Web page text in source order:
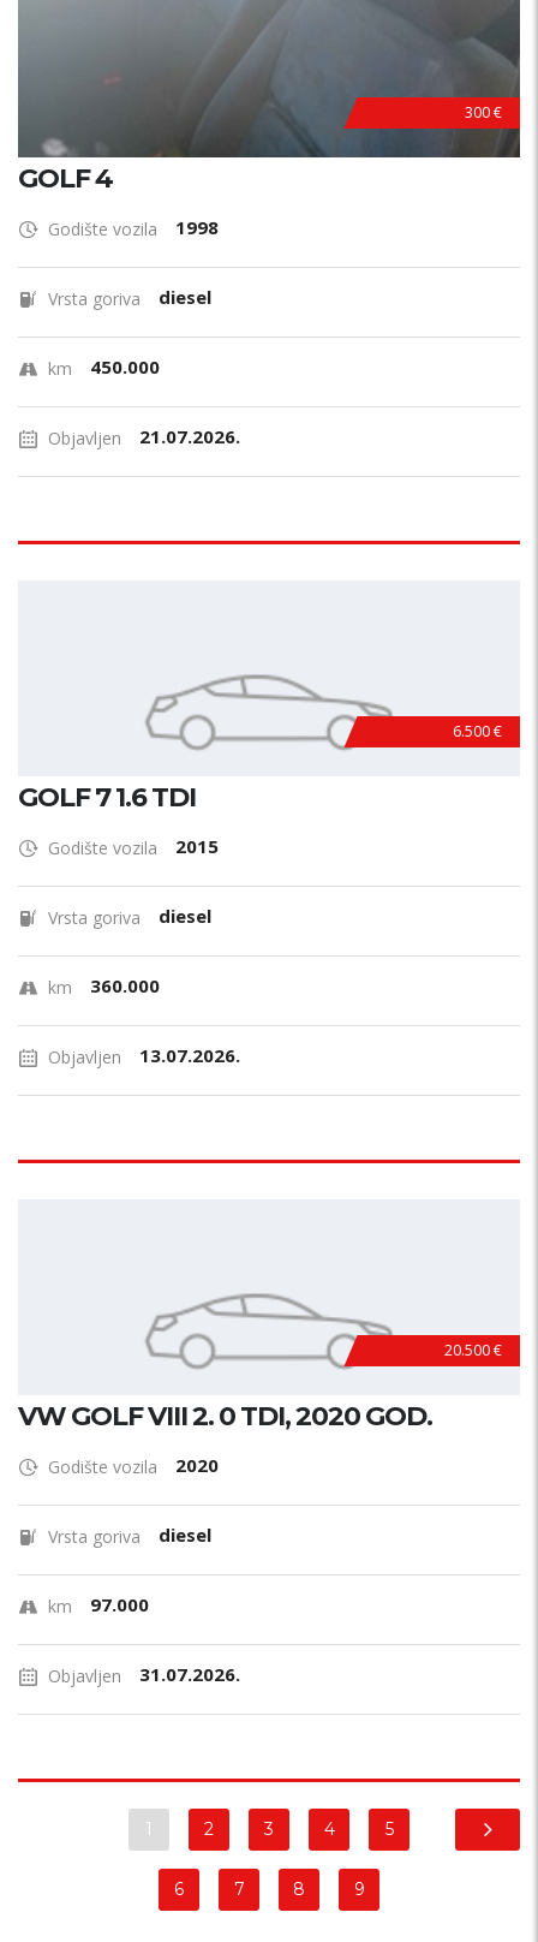
300 €
GOLF 4
Godište vozila 1998
Vrsta goriva diesel
km 450.000
Objavljen 21.07.2026.
6.500 €
GOLF 7 1.6 TDI
Godište vozila 2015
Vrsta goriva diesel
km 360.000
Objavljen 13.07.2026.
20.500 €
VW GOLF VIII 2. 0 TDI, 2020 GOD.
Godište vozila 2020
Vrsta goriva diesel
km 97.000
Objavljen 31.07.2026.
1 2 3 4 5
6 7 8 9